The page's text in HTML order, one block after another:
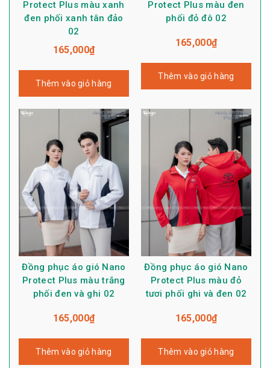
Protect Plus màu xanh
đen phối xanh tân đảo
02
165,000₫
Thêm vào giỏ hàng
Protect Plus màu đen
phối đỏ đô 02
165,000₫
Thêm vào giỏ hàng
Đồng phục áo gió Nano
Protect Plus màu trắng
phối đen và ghi 02
165,000₫
Thêm vào giỏ hàng
Đồng phục áo gió Nano
Protect Plus màu đỏ
tươi phối ghi và đen 02
165,000₫
Thêm vào giỏ hàng